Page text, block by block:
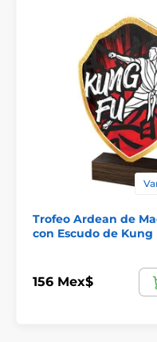
Trofeo Ardean de
con Escudo de Kung
156 Mex$